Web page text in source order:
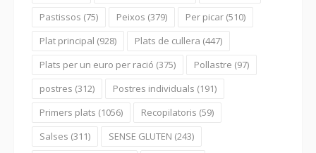
Pastissos (75) Peixos (379) Per picar (510)
Plat principal (928) Plats de cullera (447)
Plats per un euro per ració (375) Pollastre (97)
postres (312) Postres individuals (191)
Primers plats (1056) Recopilatoris (59)
Salses (311) SENSE GLUTEN (243)